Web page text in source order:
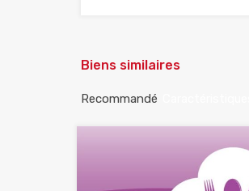
Biens similaires
Recommandé